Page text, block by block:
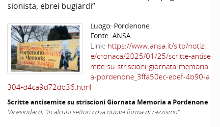
sionista, ebrei bugiardi”
Luogo: Pordenone
Fonte: ANSA
Link: https://www.ansa.it/sito/notizi
e/cronaca/2025/01/25/scritte-antise
mite-su-striscioni-giornata-memoria-
a-pordenone_3ffa50ec-edef-4b90-a
304-d4ca9d72db36.html
Scritte antisemite su striscioni Giornata Memoria a Pordenone
Vicesindaco, “in alcuni settori cova nuova forma di razzismo”